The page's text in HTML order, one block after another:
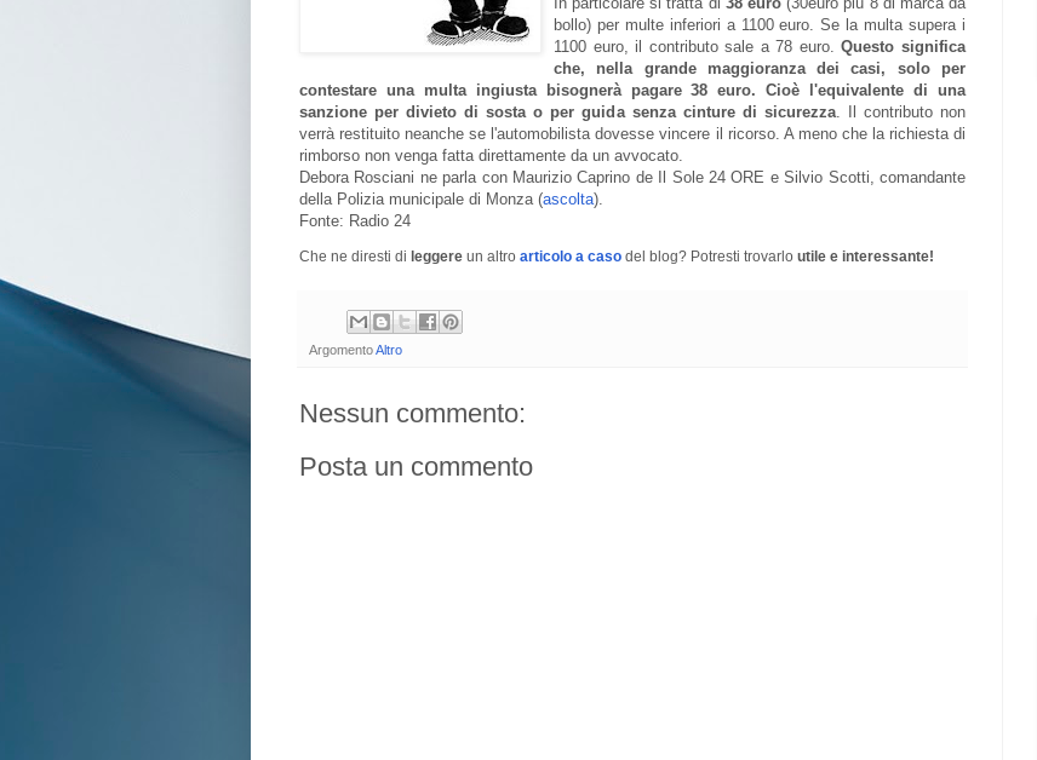
bollo) per multe inferiori a 1100 euro. Se la multa supera i
1100 euro, il contributo sale a 78 euro.Questo significa
che, nella grande maggioranza dei casi, solo per
contestare una multa ingiusta bisognerà pagare 38 euro. Cioè l'equivalente di una
sanzione per divieto di sosta o per guida senza cinture di sicurezza. Il contributo non
verrà restituito neanche se l'automobilista dovesse vincere il ricorso. A meno che la richiesta di
rimborso non venga fatta direttamente da un avvocato.
Debora Rosciani ne parla con Maurizio Caprino de Il Sole 24 ORE e Silvio Scotti, comandante
della Polizia municipale di Monza (ascolta).
Fonte: Radio 24
Che ne diresti di leggere un altro articolo a caso del blog? Potresti trovarlo utile e interessante!
ArgomentoAltro
Nessun commento:
Posta un commento